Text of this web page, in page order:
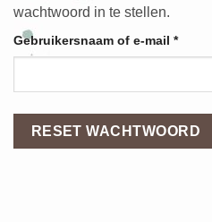
wachtwoord in te stellen.
Gebruikersnaam of e-mail *Vereist
RESET WACHTWOORD